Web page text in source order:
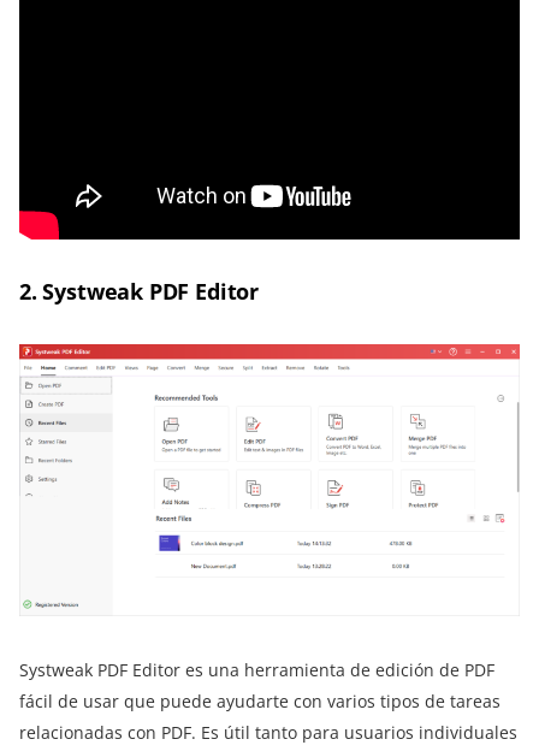
2. Systweak PDF Editor
Systweak PDF Editor es una herramienta de edición de PDF
fácil de usar que puede ayudarte con varios tipos de tareas
relacionadas con PDF. Es útil tanto para usuarios individuales